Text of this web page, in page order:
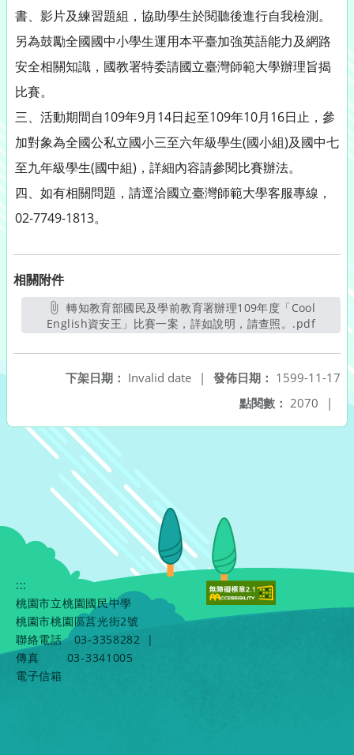
書、影片及練習題組，協助學生於閱聽後進行自我檢測。
另為鼓勵全國國中小學生運用本平臺加強英語能力及網路
安全相關知識，國教署特委請國立臺灣師範大學辦理旨揭
比賽。
三、活動期間自109年9月14日起至109年10月16日止，參
加對象為全國公私立國小三至六年級學生(國小組)及國中七
至九年級學生(國中組)，詳細內容請參閱比賽辦法。
四、如有相關問題，請逕洽國立臺灣師範大學客服專線，
02-7749-1813。
相關附件
轉知教育部國民及學前教育署辦理109年度「Cool
English資安王」比賽一案，詳如說明，請查照。.pdf另開新
發佈日期： 1599-11-17
下架日期： Invalid date
|
點閱數： 2070 |
:::
桃園市立桃園國民中學
桃園市桃園區莒光街2號
聯絡電話
03-3358282
|
傳真
03-3341005
電子信箱